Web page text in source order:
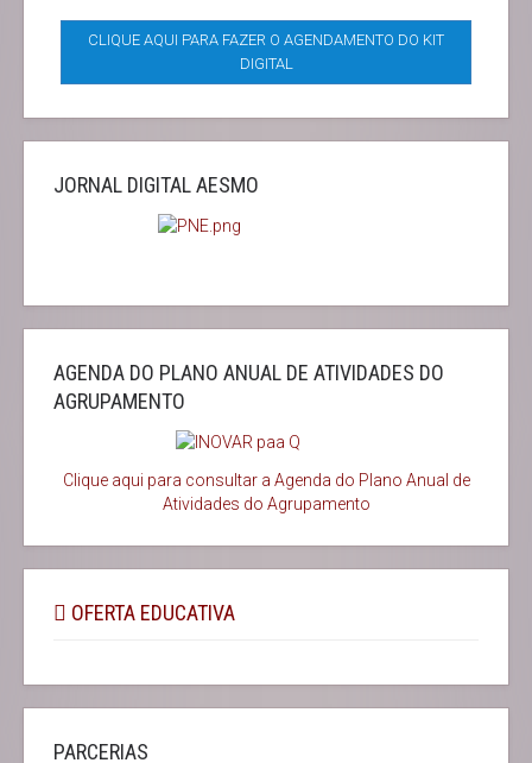
CLIQUE AQUI PARA FAZER O AGENDAMENTO DO KIT
DIGITAL
JORNAL DIGITAL AESMO
AGENDA DO PLANO ANUAL DE ATIVIDADES DO
AGRUPAMENTO
Clique aqui para consultar a Agenda do Plano Anual de
Atividades do Agrupamento
OFERTA EDUCATIVA
PARCERIAS